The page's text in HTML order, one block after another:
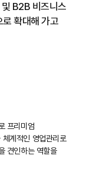
B2B 비즈니스
로 확대해 가고
프리미엄
계적인 영업관리로
견인하는 역할을